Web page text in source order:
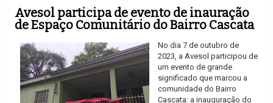
Avesol participa de evento de inauração
de Espaço Comunitário do Bairro Cascata
No dia 7 de outubro de
2023, a Avesol participou de
um evento de grande
significado que marcou a
comunidade do Bairro
Cascata: a inauguração do